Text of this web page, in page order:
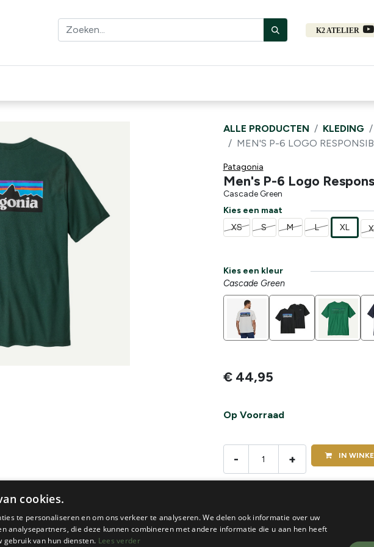
K2 ATELIER
ALLE PRODUCTEN KLEDING
MEN'S P-6 LOGO
Patagonia
Men's P-6 Logo
Cascade Green
Kies een maat
XS
S M L XL
Kies een kleur
Cascade Green
€ 44,95
Op Voorraad
- + IN
cookies.
te personaliseren en om ons verkeer te analyseren. We delen ook informatie over uw
analysepartners, die deze kunnen combineren met andere informatie die u aan hen heeft
van hun diensten. Lees verder